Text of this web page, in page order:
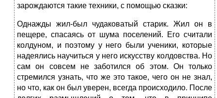
зарождаются такие техники, с помощью сказки:
Однажды жил-был чудаковатый старик. Жил он в
пещере, спасаясь от шума поселений. Его считали
колдуном, и поэтому у него были ученики, которые
надеялись научиться у него искусству колдовства. Но
сам он совсем не заботился об этом. Он только
стремился узнать, что же это такое, чего он не знал,
но что, как он был уверен, всегда происходило. После